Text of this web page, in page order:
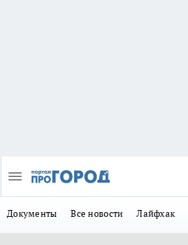
Документы Все новости Лайфхак